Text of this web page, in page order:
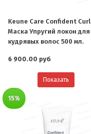
Keune Care Confident Curl
Маска Упругий локон для
кудрявых волос 500 мл.
6 900.00 руб
Показать
15%